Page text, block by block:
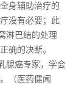
身辅助治疗的
没有必要；此
淋巴结的处理
确的决断。
腺癌专家，学会
（医药健闻